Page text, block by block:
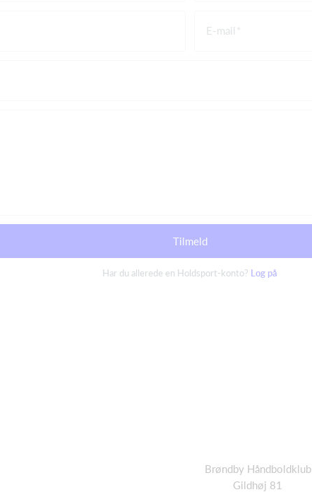
E-mail
Tilmeld
Har du allerede en Holdsport-konto? Log på
Brøndby Håndboldklub
Gildhøj 81